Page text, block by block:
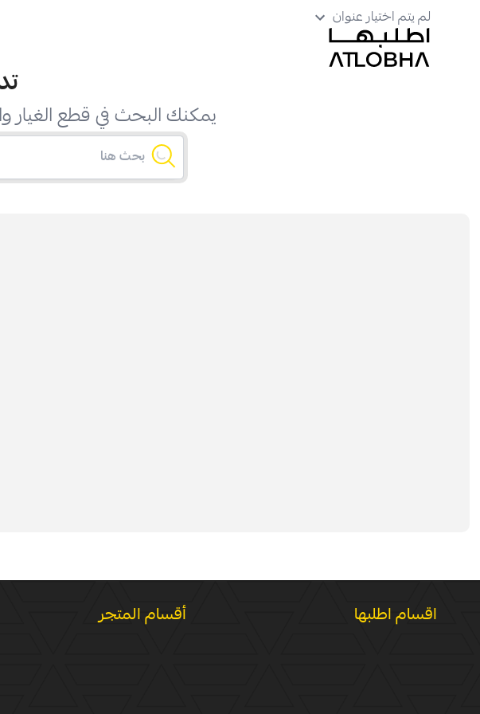
لم يتم اختيار عنوان
يمكنك البحث في قطع الغيار
اقسام اطلبها أقسام المتجر